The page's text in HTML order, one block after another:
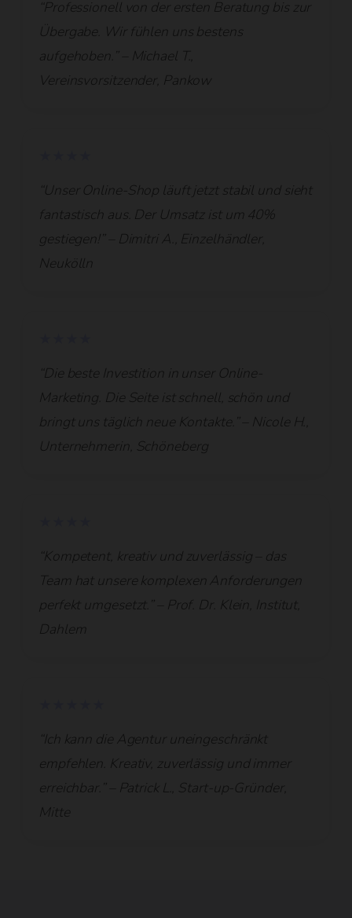
“Professionell von der ersten Beratung bis zur
Übergabe. Wir fühlen uns bestens
aufgehoben.” – Michael T.,
Vereinsvorsitzender, Pankow
“Unser Online-Shop läuft jetzt stabil und sieht
fantastisch aus. Der Umsatz ist um 40%
gestiegen!” – Dimitri A., Einzelhändler,
Neukölln
“Die beste Investition in unser Online-
Marketing. Die Seite ist schnell, schön und
bringt uns täglich neue Kontakte.” – Nicole H.,
Unternehmerin, Schöneberg
“Kompetent, kreativ und zuverlässig – das
Team hat unsere komplexen Anforderungen
perfekt umgesetzt.” – Prof. Dr. Klein, Institut,
Dahlem
“Ich kann die Agentur uneingeschränkt
empfehlen. Kreativ, zuverlässig und immer
erreichbar.” – Patrick L., Start-up-Gründer,
Mitte